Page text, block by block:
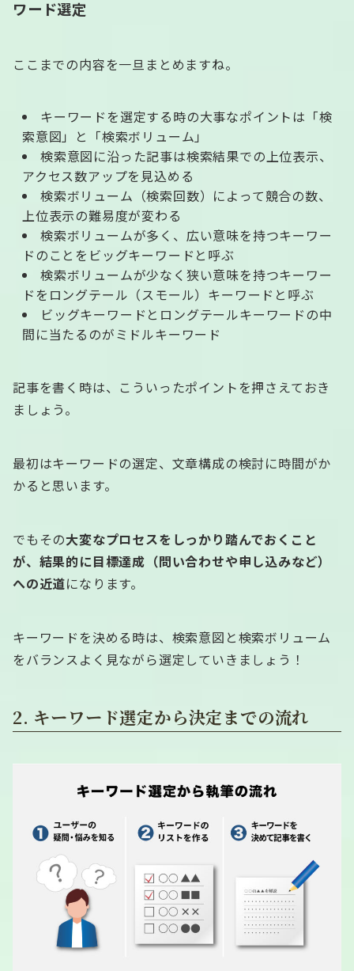
ワード選定
ここまでの内容を一旦まとめますね。
キーワードを選定する時の大事なポイントは「検
索意図」と「検索ボリューム」
検索意図に沿った記事は検索結果での上位表示、
アクセス数アップを見込める
検索ボリューム（検索回数）によって競合の数、
上位表示の難易度が変わる
検索ボリュームが多く、広い意味を持つキーワー
ドのことをビッグキーワードと呼ぶ
検索ボリュームが少なく狭い意味を持つキーワー
ドをロングテール（スモール）キーワードと呼ぶ
ビッグキーワードとロングテールキーワードの中
間に当たるのがミドルキーワード
記事を書く時は、こういったポイントを押さえておき
ましょう。
最初はキーワードの選定、文章構成の検討に時間がか
かると思います。
でもその大変なプロセスをしっかり踏んでおくこと
が、結果的に目標達成（問い合わせや申し込みなど）
への近道になります。
キーワードを決める時は、検索意図と検索ボリューム
をバランスよく見ながら選定していきましょう！
2. キーワード選定から決定までの流れ